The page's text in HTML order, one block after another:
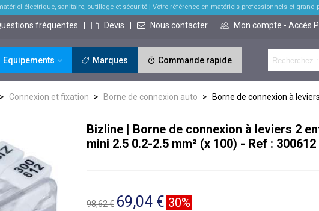
électrique, sanitaire, outillage et sécurité| Votre référence en matériels professionnels et grand
fréquentes Devis Nous contacter Mon compte - Accès
Equipements Marques Commande rapide
> Connexion et fixation > Borne de connexion auto > Borne de connexion à
Bizline | Borne de connexion à leviers 2
mini 2.5 0.2-2.5 mm² (x 100) - Ref : 300612
98,62 € 69,04 € 30%